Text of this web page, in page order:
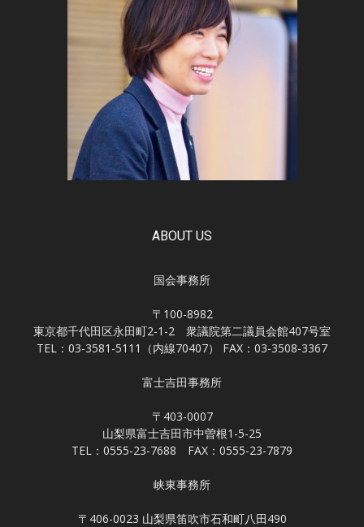
ABOUT US
国会事務所
〒100-8982
東京都千代田区永田町2-1-2 衆議院第二議員会館407号室
TEL：03-3581-5111（内線70407） FAX：03-3508-3367
富士吉田事務所
〒403-0007
山梨県富士吉田市中曽根1-5-25
TEL：0555-23-7688 FAX：0555-23-7879
峡東事務所
〒406-0023 山梨県笛吹市石和町八田490